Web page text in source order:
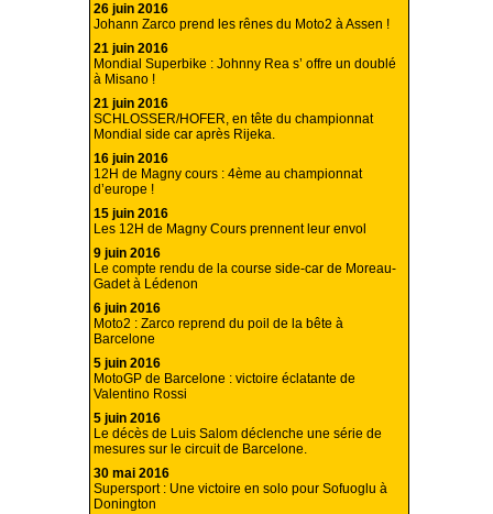
26 juin 2016
Johann Zarco prend les rênes du Moto2 à Assen !
21 juin 2016
Mondial Superbike : Johnny Rea s’ offre un doublé
à Misano !
21 juin 2016
SCHLOSSER/HOFER, en tête du championnat
Mondial side car après Rijeka.
16 juin 2016
12H de Magny cours : 4ème au championnat
d’europe !
15 juin 2016
Les 12H de Magny Cours prennent leur envol
9 juin 2016
Le compte rendu de la course side-car de Moreau-
Gadet à Lédenon
6 juin 2016
Moto2 : Zarco reprend du poil de la bête à
Barcelone
5 juin 2016
MotoGP de Barcelone : victoire éclatante de
Valentino Rossi
5 juin 2016
Le décès de Luis Salom déclenche une série de
mesures sur le circuit de Barcelone.
30 mai 2016
Supersport : Une victoire en solo pour Sofuoglu à
Donington